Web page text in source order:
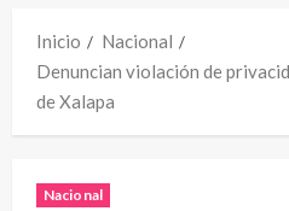
Inicio
Nacional
Denuncian violación de
de Xalapa
Nacional